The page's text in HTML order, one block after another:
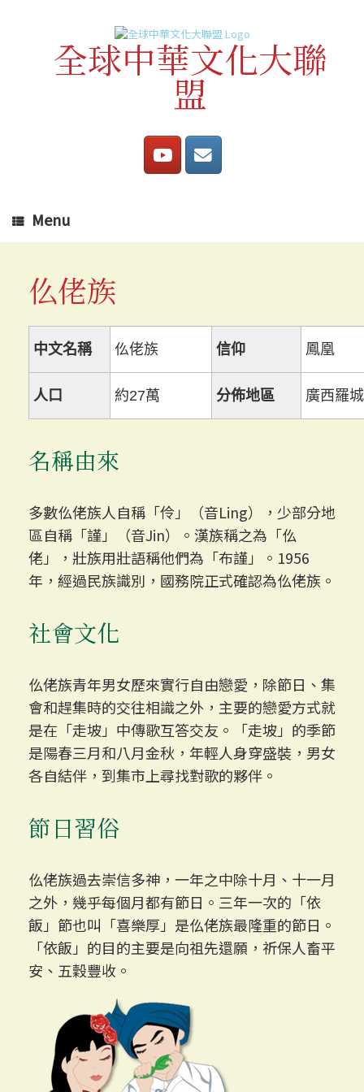
全球中華文化大聯
盟
Menu
仫佬族
中文名稱 仫佬族 信仰 鳳凰
人口 約27萬 分佈地區 廣西羅
名稱由來
多數仫佬族人自稱「伶」（音Ling），少部分地
區自稱「謹」（音Jin）。漢族稱之為「仫
佬」，壯族用壯語稱他們為「布謹」。1956
年，經過民族識別，國務院正式確認為仫佬族。
社會文化
仫佬族青年男女歷來實行自由戀愛，除節日、集
會和趕集時的交往相識之外，主要的戀愛方式就
是在「走坡」中傳歌互答交友。「走坡」的季節
是陽春三月和八月金秋，年輕人身穿盛裝，男女
各自結伴，到集市上尋找對歌的夥伴。
節日習俗
仫佬族過去崇信多神，一年之中除十月、十一月
之外，幾乎每個月都有節日。三年一次的「依
飯」節也叫「喜樂厚」是仫佬族最隆重的節日。
「依飯」的目的主要是向祖先還願，祈保人畜平
安、五穀豐收。